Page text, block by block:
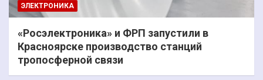
ЭЛЕКТРОНИКА
«Росэлектроника» и ФРП запустили в
Красноярске производство станций
тропосферной связи